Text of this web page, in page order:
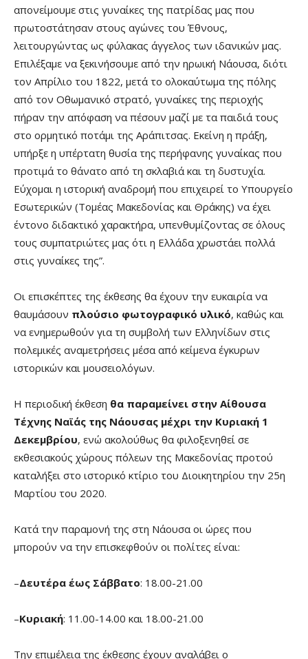
απονείμουμε στις γυναίκες της πατρίδας μας που
πρωτοστάτησαν στους αγώνες του Έθνους,
λειτουργώντας ως φύλακας άγγελος των ιδανικών μας.
Επιλέξαμε να ξεκινήσουμε από την ηρωική Νάουσα, διότι
τον Απρίλιο του 1822, μετά το ολοκαύτωμα της πόλης
από τον Οθωμανικό στρατό, γυναίκες της περιοχής
πήραν την απόφαση να πέσουν μαζί με τα παιδιά τους
στο ορμητικό ποτάμι της Αράπιτσας. Εκείνη η πράξη,
υπήρξε η υπέρτατη θυσία της περήφανης γυναίκας που
προτιμά το θάνατο από τη σκλαβιά και τη δυστυχία.
Εύχομαι η ιστορική αναδρομή που επιχειρεί το Υπουργείο
Εσωτερικών (Τομέας Μακεδονίας και Θράκης) να έχει
έντονο διδακτικό χαρακτήρα, υπενθυμίζοντας σε όλους
τους συμπατριώτες μας ότι η Ελλάδα χρωστάει πολλά
στις γυναίκες της”.
Οι επισκέπτες της έκθεσης θα έχουν την ευκαιρία να
θαυμάσουν πλούσιο φωτογραφικό υλικό, καθώς και
να ενημερωθούν για τη συμβολή των Ελληνίδων στις
πολεμικές αναμετρήσεις μέσα από κείμενα έγκυρων
ιστορικών και μουσειολόγων.
Η περιοδική έκθεση θα παραμείνει στην Αίθουσα
Τέχνης Ναϊάς της Νάουσας μέχρι την Κυριακή 1
Δεκεμβρίου, ενώ ακολούθως θα φιλοξενηθεί σε
εκθεσιακούς χώρους πόλεων της Μακεδονίας προτού
καταλήξει στο ιστορικό κτίριο του Διοικητηρίου την 25η
Μαρτίου του 2020.
Κατά την παραμονή της στη Νάουσα οι ώρες που
μπορούν να την επισκεφθούν οι πολίτες είναι:
–Δευτέρα έως Σάββατο: 18.00-21.00
–Κυριακή: 11.00-14.00 και 18.00-21.00
Την επιμέλεια της έκθεσης έχουν αναλάβει ο